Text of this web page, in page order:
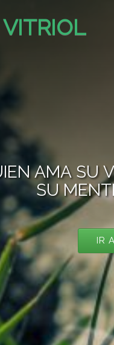
VITRIOL
AMA SU
SU
IR